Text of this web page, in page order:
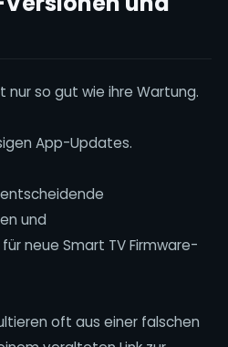
so gut wie ihre Wartung.
App-Updates.
und
neue Smart TV Firmware-
oft aus einer falschen